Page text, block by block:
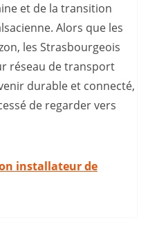
et de la transition
Alors que les
les Strasbourgeois
réseau de transport
durable et connecté,
de regarder vers
installateur de